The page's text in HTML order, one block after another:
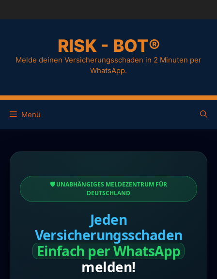
RISK - BOT®
Melde deinen Versicherungsschaden in 2 Minuten per
WhatsApp.
Menü
🛡️ UNABHÄNGIGES MELDEZENTRUM FÜR
DEUTSCHLAND
Jeden
Versicherungsschaden
Einfach per WhatsApp
melden!